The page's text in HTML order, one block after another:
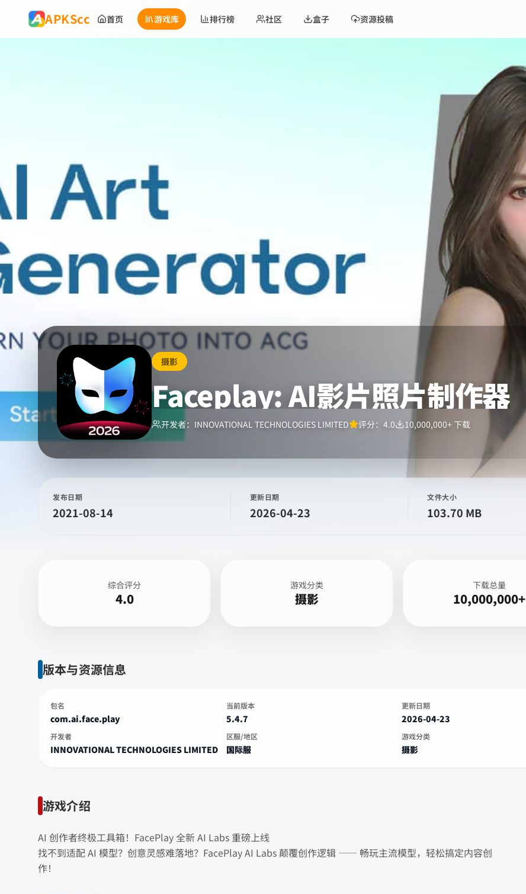
APKScc 首页 游戏库 排行榜 社区 盒子 资源投稿
摄影
Faceplay: AI影片照片制作器
开发者： INNOVATIONAL TECHNOLOGIES LIMITED 评分： 4.0 10,000,000+ 下载
发布日期
2021-08-14
更新日期
2026-04-23
文件大小
103.70 MB
综合评分
4.0
游戏分类
摄影
下载总量
10,000,000+
版本与资源信息
包名
com.ai.face.play
当前版本
5.4.7
更新日期
2026-04-23
开发者
INNOVATIONAL TECHNOLOGIES LIMITED
区服/地区
国际服
游戏分类
摄影
游戏介绍
AI 创作者终极工具箱！FacePlay 全新 AI Labs 重磅上线
找不到适配 AI 模型？创意灵感难落地？FacePlay AI Labs 颠覆创作逻辑 —— 畅玩主流模型，轻松搞定内容创
作！